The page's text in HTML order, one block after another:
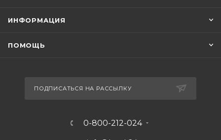
ИНФОРМАЦИЯ
ПОМОЩЬ
ПОДПИСАТЬСЯ НА РАССЫЛКУ
0-800-212-024